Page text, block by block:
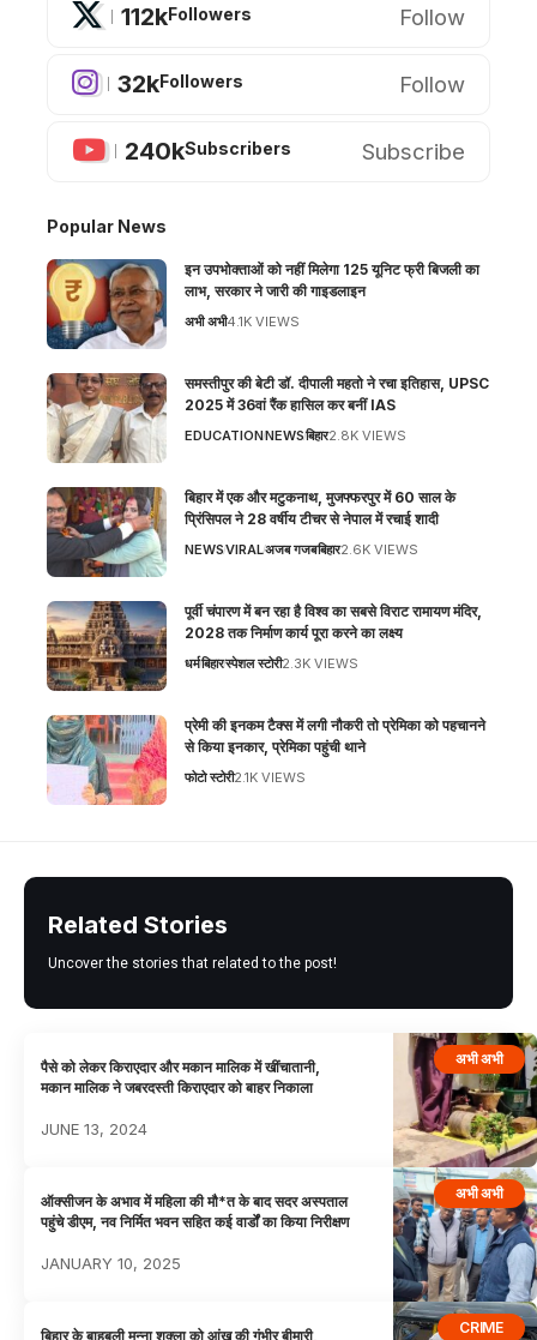
112kFollowers Follow
32kFollowers Follow
240kSubscribers Subscribe
Popular News
इन उपभोक्ताओं को नहीं मिलेगा 125 यूनिट फ्री बिजली का
लाभ, सरकार ने जारी की गाइडलाइन
अभी अभी4.1K VIEWS
समस्तीपुर की बेटी डॉ. दीपाली महतो ने रचा इतिहास, UPSC
2025 में 36वां रैंक हासिल कर बनीं IAS
EDUCATIONNEWSबिहार2.8K VIEWS
बिहार में एक और मटुकनाथ, मुजफ्फरपुर में 60 साल के
प्रिंसिपल ने 28 वर्षीय टीचर से नेपाल में रचाई शादी
NEWSVIRALअजब गजबबिहार2.6K VIEWS
पूर्वी चंपारण में बन रहा है विश्व का सबसे विराट रामायण मंदिर,
2028 तक निर्माण कार्य पूरा करने का लक्ष्य
धर्मबिहारस्पेशल स्टोरी2.3K VIEWS
प्रेमी की इनकम टैक्स में लगी नौकरी तो प्रेमिका को पहचानने
से किया इनकार, प्रेमिका पहुंची थाने
फोटो स्टोरी2.1K VIEWS
Related Stories
Uncover the stories that related to the post!
अभी अभी
पैसे को लेकर किराएदार और मकान मालिक में खींचातानी,
मकान मालिक ने जबरदस्ती किराएदार को बाहर निकाला
JUNE 13, 2024
अभी अभी
ऑक्सीजन के अभाव में महिला की मौ*त के बाद सदर अस्पताल
पहुंचे डीएम, नव निर्मित भवन सहित कई वार्डों का किया निरीक्षण
JANUARY 10, 2025
CRIME
बिहार के बाहुबली मुन्ना शुक्ला को आंख की गंभीर बीमारी,